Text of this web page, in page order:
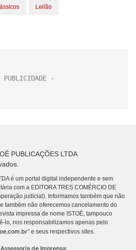
Leilão
PUBLICAÇÕES LTDA
é um portal digital independente e sem
com a EDITORA TRES COMÉRCIO DE
judicial). Informamos também que não
também não oferecemos cancelamento do
impressa de nome ISTOÉ, tampouco
lo, nos responsabilizamos apenas pelo
” e seus respectivos sites.
Assessoria de Imprensa: